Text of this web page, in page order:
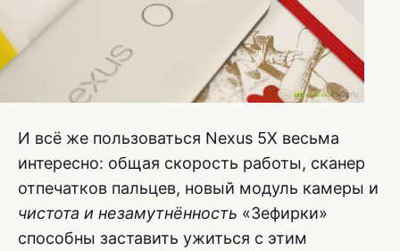
И всё же пользоваться Nexus 5X весьма
интересно: общая скорость работы, сканер
отпечатков пальцев, новый модуль камеры и
чистота и незамутнённость «Зефирки»
способны заставить ужиться с этим